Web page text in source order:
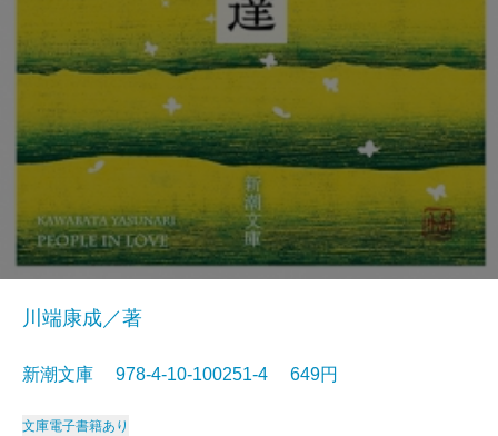
川端康成／著
新潮文庫 978-4-10-100251-4 649円
文庫電子書籍あり